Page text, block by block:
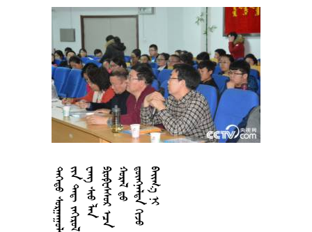









































































 